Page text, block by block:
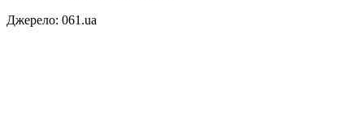
Джерело: 061.ua